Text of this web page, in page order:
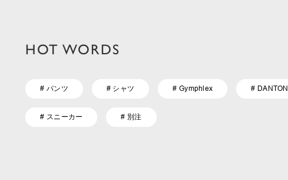
HOT WORDS
# パンツ # シャツ # Gymphlex # DANTON
# スニーカー # 別注